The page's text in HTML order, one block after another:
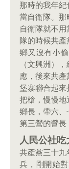
那時的我年
當自衛隊。那
自衛隊就不
隊的時候共
鄉又沒有小
（文興洲）
應，後來共
堡寨聯合起來
把槍，慢慢地
鄉長，帶六、
第三營的營長
人民公社
共產黨三十九
兵，剛開始